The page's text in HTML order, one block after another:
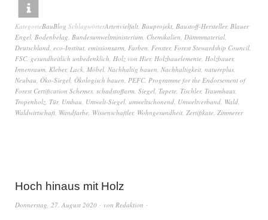
KategorieBauBlog SchlagwörterArtenvielfalt, Bauprojekt, Baustoff-Hersteller, Blauer
Engel, Bodenbelag, Bundesumweltministerium, Chemikalien, Dämmmaterial,
Deutschland, eco-Institut, emissionsarm, Farben, Fenster, Forest Stewardship Council,
FSC, gesundheitlich unbedenklich, Holz von Hier, Holzbauelemente, Holzbauer,
Innenraum, Kleber, Lack, Möbel, Nachhaltig bauen, Nachhaltigkeit, natureplus,
Neubau, Öko-Siegel, Ökologisch bauen, PEFC, Programme for the Endorsement of
Forest Certification Schemes, schadstoffarm, Siegel, Tapete, Tischler, Traumhaus,
Tropenholz, Tür, Umbau, Umwelt-Siegel, umweltschonend, Umweltverband, Wald,
Waldwirtschaft, Wandfarbe, Wissenschaftler, Wohngesundheit, Zertifikate, Zimmerer
Hoch hinaus mit Holz
Donnerstag, 27. August 2020 von Redaktion